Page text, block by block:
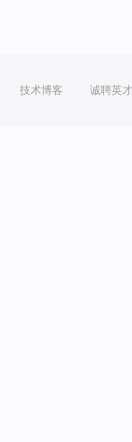
技术博客 诚聘英才